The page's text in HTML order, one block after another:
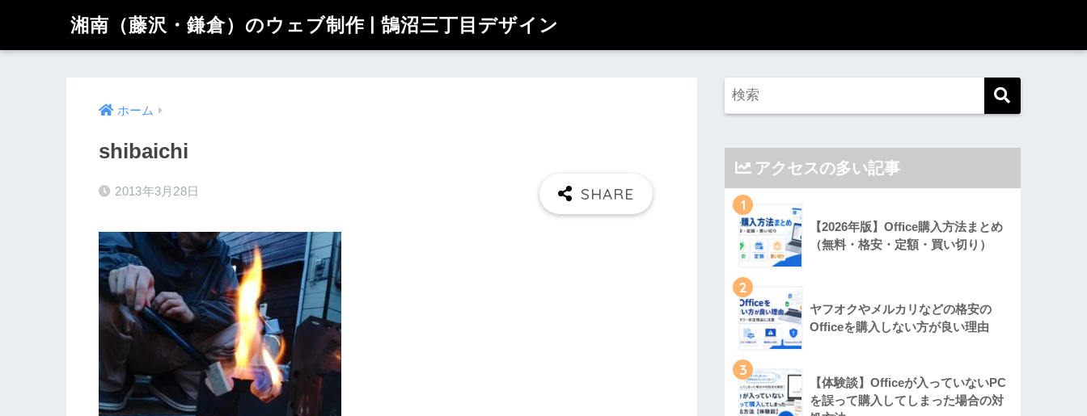
湘南（藤沢・鎌倉）のウェブ制作 | 鵠沼三丁目デザイン
ホーム
shibaichi
2013年3月28日
アクセスの多い記事
1
【2026年版】Office購入方法まとめ
（無料・格安・定額・買い切り）
2
ヤフオクやメルカリなどの格安の
Officeを購入しない方が良い理由
3
【体験談】Officeが入っていないPC
を誤って購入してしまった場合の対